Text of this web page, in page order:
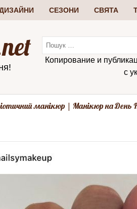
СЕЗОНИ СВЯТА
Копирование и
с
манікюр | Манікюр на День